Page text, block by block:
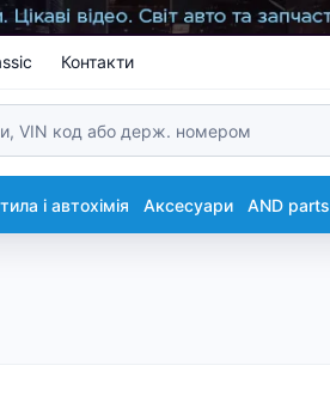
Контакти
і автохімія Аксесуари AND parts